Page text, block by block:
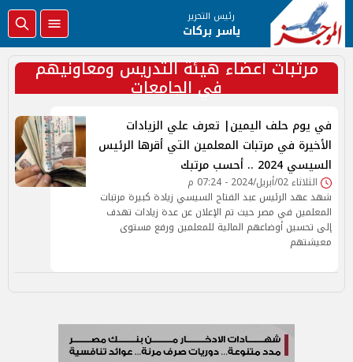
رئيس التحرير
ياسر بركات
مرتبات أعضاء هيئة التدريس ومعاونيهم
في الجامعات
في يوم حلف اليمين| تعرف علي الزيادات
الأخيرة في مرتبات المعلمين التي أقرها الرئيس
السيسي 2024 .. أحسب مرتبك
الثلاثاء 02/أبريل/2024 - 07:24 م
شهد عهد الرئيس عبد الفتاح السيسي زيادة كبيرة مرتبات
المعلمين في مصر حيث تم الإعلان عن عدة زيادات تهدف
إلى تحسين أوضاعهم المالية للمعلمين ورفع مستوى
معيشتهم